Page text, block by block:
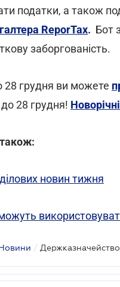
податки, а також
ReporTax. Бот
заборгованість.
28 грудня ви можете
до 28 грудня!
новин тижня
/